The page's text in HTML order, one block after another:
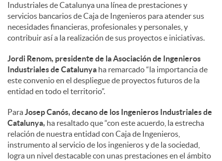
i
a
l
e
s
Industriales de Catalunya una línea de prestaciones y
servicios bancarios de Caja de Ingenieros para atender sus
necesidades financieras, profesionales y personales, y
contribuir así a la realización de sus proyectos e iniciativas.
Jordi Renom, presidente de la Asociación de Ingenieros
Industriales de Catalunya ha remarcado “la importancia de
este convenio en el despliegue de proyectos futuros de la
entidad en todo el territorio”.
ParaJosep Canós, decano de los Ingenieros Industriales de
Catalunya, ha resaltado que “con este acuerdo, la estrecha
relación de nuestra entidad con Caja de Ingenieros,
instrumento al servicio de los ingenieros y de la sociedad,
logra un nivel destacable con unas prestaciones en el ámbito